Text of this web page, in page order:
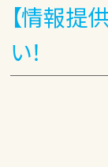
【情報提
い！